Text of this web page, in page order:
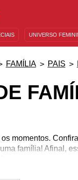
UNIVERSO
FAMÍLIA PAIS
momentos.
família! Afinal,